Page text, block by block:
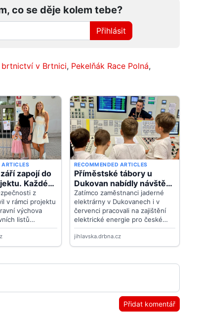
co se děje kolem tebe?
Přihlásit
brtnictví v Brtnici, Pekelňák Race Polná,
Přidat komentář